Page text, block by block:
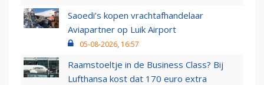
Saoedi’s kopen vrachtafhandelaar
Aviapartner op Luik Airport
05-08-2026, 16:57
Raamstoeltje in de Business Class? Bij
Lufthansa kost dat 170 euro extra